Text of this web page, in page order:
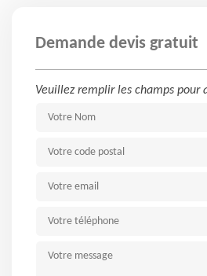
Demande devis gratuit
Veuillez remplir les champs pour